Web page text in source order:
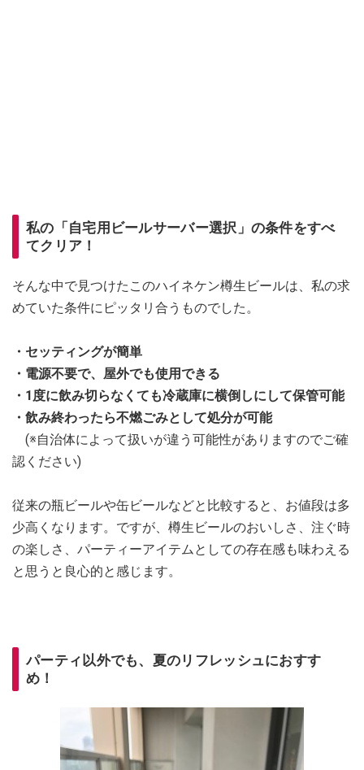
私の「自宅用ビールサーバー選択」の条件をすべ
てクリア！
そんな中で見つけたこのハイネケン樽生ビールは、私の求
めていた条件にピッタリ合うものでした。
・セッティングが簡単
・電源不要で、屋外でも使用できる
・1度に飲み切らなくても冷蔵庫に横倒しにして保管可能
・飲み終わったら不燃ごみとして処分が可能
(※自治体によって扱いが違う可能性がありますのでご確
認ください)
従来の瓶ビールや缶ビールなどと比較すると、お値段は多
少高くなります。ですが、樽生ビールのおいしさ、注ぐ時
の楽しさ、パーティーアイテムとしての存在感も味わえる
と思うと良心的と感じます。
パーティ以外でも、夏のリフレッシュにおすす
め！